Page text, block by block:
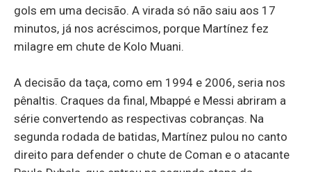
gols em uma decisão. A virada só não saiu aos 17
minutos, já nos acréscimos, porque Martínez fez
milagre em chute de Kolo Muani.
A decisão da taça, como em 1994 e 2006, seria nos
pênaltis. Craques da final, Mbappé e Messi abriram a
série convertendo as respectivas cobranças. Na
segunda rodada de batidas, Martínez pulou no canto
direito para defender o chute de Coman e o atacante